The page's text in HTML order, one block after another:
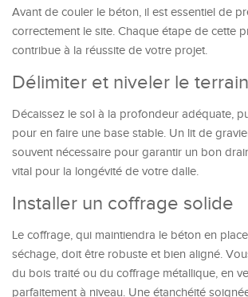
Avant de couler le béton, il est essentiel de
correctement le site. Chaque étape de cette
contribue à la réussite de votre projet.
Délimiter et niveler le terrain
Décaissez le sol à la profondeur adéquate,
pour en faire une base stable. Un lit de
souvent nécessaire pour garantir un bon
vital pour la longévité de votre dalle.
Installer un coffrage solide
Le coffrage, qui maintiendra le béton en
séchage, doit être robuste et bien aligné.
du bois traité ou du coffrage métallique, en
parfaitement à niveau. Une étanchéité